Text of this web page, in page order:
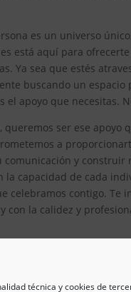
técnica y cookies de
es un universo
está aquí para
Ya sea que estés
buscando un
el apoyo que necesitas.
queremos ser ese
a
comunicación y
la capacidad de cada
celebramos contigo. Te
con la calidez y